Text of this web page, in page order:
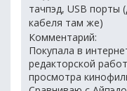
тачпэд, USB порты
кабеля там же)
Комментарий:
Покупала в
редакторской
просмотра